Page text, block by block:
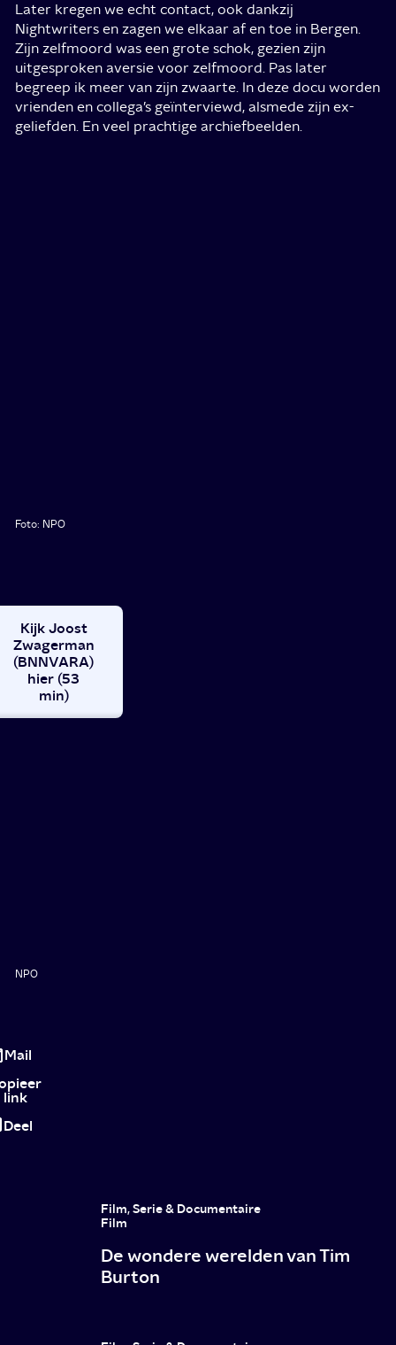
Later kregen we echt contact, ook dankzij
Nightwriters en zagen we elkaar af en toe in Bergen.
Zijn zelfmoord was een grote schok, gezien zijn
uitgesproken aversie voor zelfmoord. Pas later
begreep ik meer van zijn zwaarte. In deze docu worden
vrienden en collega’s geïnterviewd, alsmede zijn ex-
geliefden. En veel prachtige archiefbeelden.
Foto: NPO
Kijk Joost
Zwagerman
(BNNVARA)
hier (53
min)
NPO
zwaarte
begrijpen
Mail
link
Deel
Film, Serie & Documentaire
Film
De wondere werelden van Tim
Burton